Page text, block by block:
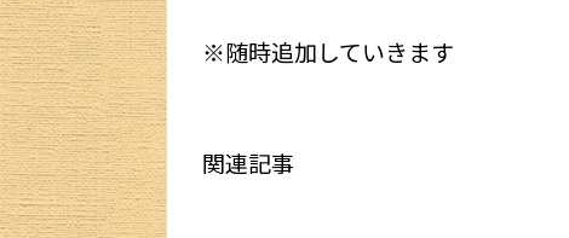
※随時追加していきます
関連記事